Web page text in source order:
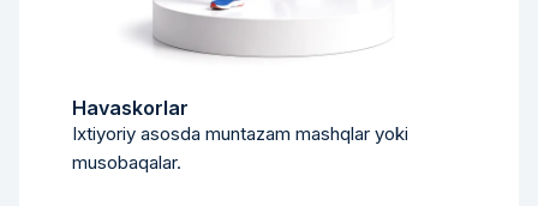
Havaskorlar
Ixtiyoriy asosda muntazam mashqlar yoki
musobaqalar.